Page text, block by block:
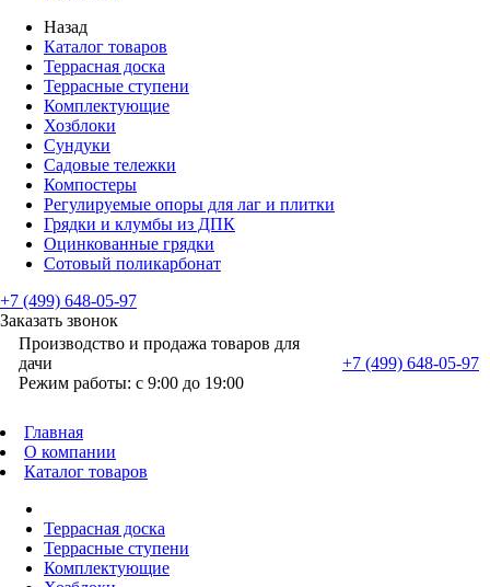
Назад
Каталог товаров
Террасная доска
Террасные ступени
Комплектующие
Хозблоки
Сундуки
Садовые тележки
Компостеры
Регулируемые опоры для лаг и плитки
Грядки и клумбы из ДПК
Оцинкованные грядки
Сотовый поликарбонат
+7 (499) 648-05-97
Заказать звонок
Производство и продажа товаров для
дачи
Режим работы: с 9:00 до 19:00
+7 (499) 648-05-97
Главная
О компании
Каталог товаров
Террасная доска
Террасные ступени
Комплектующие